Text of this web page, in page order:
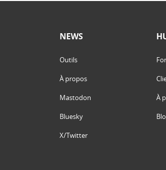
NEWS
Outils
À propos
Mastodon
Bluesky
X/Twitter
À